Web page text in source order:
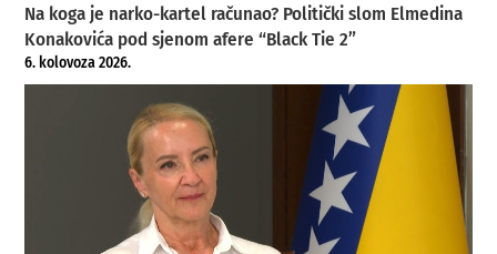
Na koga je narko-kartel računao? Politički slom Elmedina
Konakovića pod sjenom afere “Black Tie 2”
6. kolovoza 2026.